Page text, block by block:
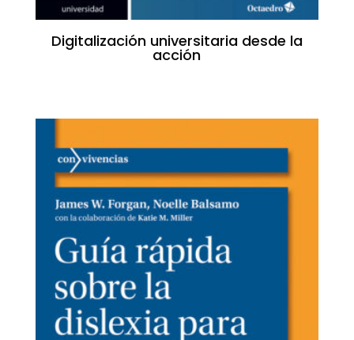
Digitalización universitaria desde la
acción